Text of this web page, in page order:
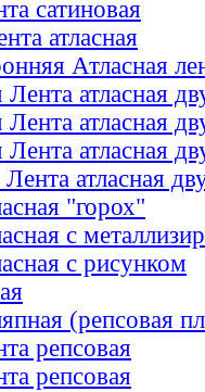
сатиновая
атласная
Атласная
атласная
атласная
атласная
атласная
"горох"
с
с рисунком
(репсовая
репсовая
репсовая